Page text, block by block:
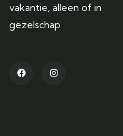
vakantie, alleen of in
gezelschap